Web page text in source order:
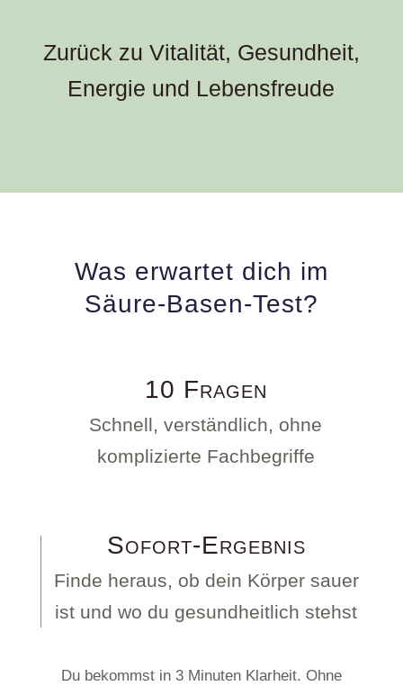
Zurück zu Vitalität, Gesundheit,
Energie und Lebensfreude
Was erwartet dich im
Säure-Basen-Test?
10 Fragen
Schnell, verständlich, ohne
komplizierte Fachbegriffe
Sofort-Ergebnis
Finde heraus, ob dein Körper sauer
ist und wo du gesundheitlich stehst
Du bekommst in 3 Minuten Klarheit. Ohne